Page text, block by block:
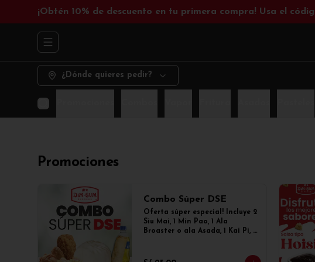
¡Obtén 10% de descuento en tu primera compra! Usa el
Abrir menu de navegación
¿Dónde quieres pedir?
Promociones
Combo Súper DSE
Oferta súper especial! Incluye 2
Siu Mai, 1 Min Pao, 1 Ala
Broaster o ala Asada, 1 Kai Pi, 1